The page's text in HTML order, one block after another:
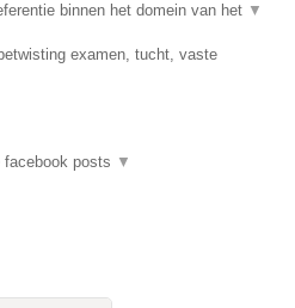
binnen het domein van het ▼
examen, tucht, vaste
facebook posts ▼